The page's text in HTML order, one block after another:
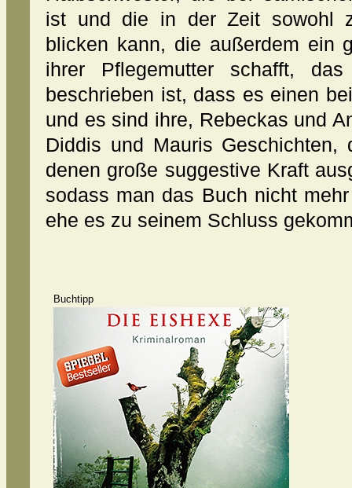
ist und die in der Zeit sowohl
blicken kann, die außerdem ein
ihrer Pflegemutter schafft,
beschrieben ist, dass es einen
und es sind ihre, Rebeckas und
Diddis und Mauris
denen große suggestive Kraft
sodass man das Buch nicht
ehe es zu seinem Schluss
Buchtipp